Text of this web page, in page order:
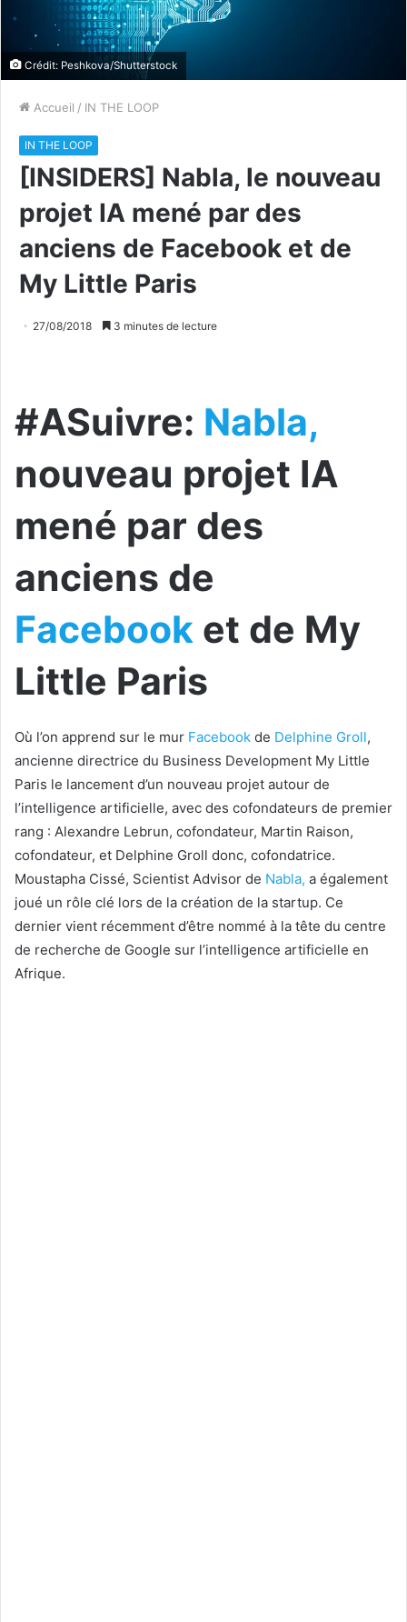
Crédit: Peshkova/Shutterstock
Accueil / IN THE LOOP
IN THE LOOP
[INSIDERS] Nabla, le nouveau
projet IA mené par des
anciens de Facebook et de
My Little Paris
27/08/2018 3 minutes de lecture
#ASuivre: Nabla,
nouveau projet IA
mené par des
anciens de
Facebook et de My
Little Paris
Où l’on apprend sur le mur Facebook de Delphine Groll,
ancienne directrice du Business Development My Little
Paris le lancement d’un nouveau projet autour de
l’intelligence artificielle, avec des cofondateurs de premier
rang : Alexandre Lebrun, cofondateur, Martin Raison,
cofondateur, et Delphine Groll donc, cofondatrice.
Moustapha Cissé, Scientist Advisor de Nabla, a également
joué un rôle clé lors de la création de la startup. Ce
dernier vient récemment d’être nommé à la tête du centre
de recherche de Google sur l’intelligence artificielle en
Afrique.